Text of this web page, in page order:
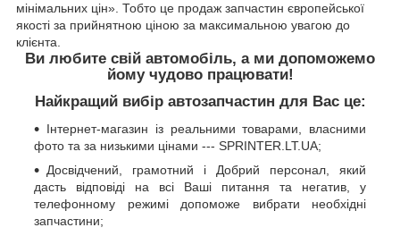
мінімальних цін». Тобто це продаж запчастин європейської
якості за прийнятною ціною за максимальною увагою до
клієнта.
Ви любите свій автомобіль, а ми допоможемо
йому чудово працювати!
Найкращий вибір автозапчастин для Вас це:
Інтернет-магазин із реальними товарами, власними
фото та за низькими цінами --- SPRINTER.LT.UA;
Досвідчений, грамотний і Добрий персонал, який
дасть відповіді на всі Ваші питання та негатив, у
телефонному режимі допоможе вибрати необхідні
запчастини;